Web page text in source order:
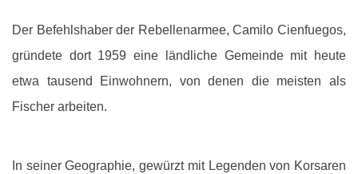
Der Befehlshaber der Rebellenarmee, Camilo Cienfuegos,
gründete dort 1959 eine ländliche Gemeinde mit heute
etwa tausend Einwohnern, von denen die meisten als
Fischer arbeiten.
In seiner Geographie, gewürzt mit Legenden von Korsaren